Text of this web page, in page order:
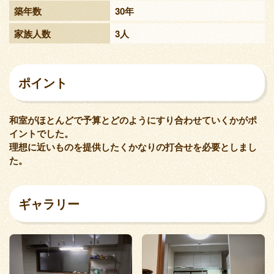
築年数
30年
家族人数
3人
ポイント
和室がほとんどで予算とどのようにすり合わせていくかがポ
イントでした。
理想に近いものを提供したくかなりの打合せを必要としまし
た。
ギャラリー